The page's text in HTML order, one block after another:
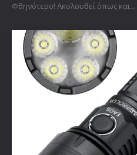
Φθηνότερο! Ακολουθεί όπως και...